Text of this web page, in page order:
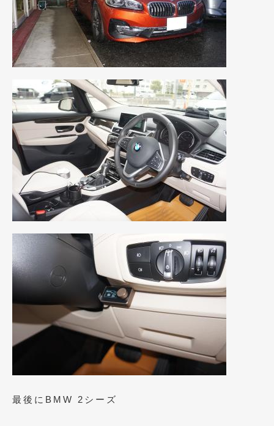
2017年2月(5)
2017年1月 (12)
2016年12月(13)
2016年11月 (10)
2016年10月(3)
2016年9月(5)
2016年8月(4)
2016年7月(5)
2016年5月(1)
2016年4月
2016年3月(2)
2016年2月(6)
(4)
2015年12月 (2)
(5)
2015年10月(7)
最後にBMW 2シーズ